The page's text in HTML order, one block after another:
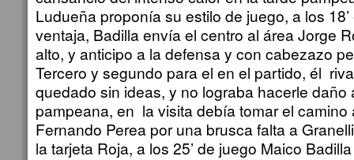
Ludueña proponía su estilo de juego, a los
ventaja, Badilla envía el centro al área Jorge
alto, y anticipo a la defensa y con cabezazo
Tercero y segundo para el en el partido, él
quedado sin ideas, y no lograba hacerle daño
pampeana, en la visita debía tomar el camino
Fernando Perea por una brusca falta a
la tarjeta Roja, a los 25’ de juego Maico